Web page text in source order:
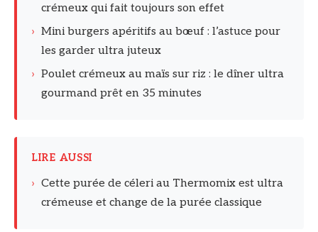
crémeux qui fait toujours son effet
› Mini burgers apéritifs au bœuf : l’astuce pour
les garder ultra juteux
› Poulet crémeux au maïs sur riz : le dîner ultra
gourmand prêt en 35 minutes
LIRE AUSSI
› Cette purée de céleri au Thermomix est ultra
crémeuse et change de la purée classique